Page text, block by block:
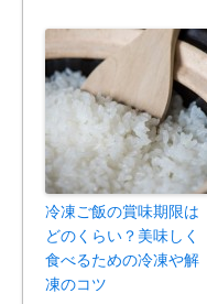
冷凍ご飯の賞味期限は
どのくらい？美味しく
食べるための冷凍や解
凍のコツ